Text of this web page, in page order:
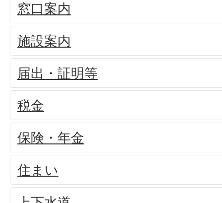
窓口案内
施設案内
届出・証明等
税金
保険・年金
住まい